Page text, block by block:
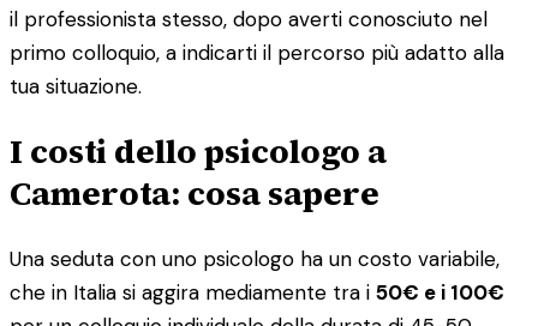
il professionista stesso, dopo averti conosciuto nel
primo colloquio, a indicarti il percorso più adatto alla
tua situazione.
I costi dello psicologo a
Camerota: cosa sapere
Una seduta con uno psicologo ha un costo variabile,
che in Italia si aggira mediamente tra i 50€ e i 100€